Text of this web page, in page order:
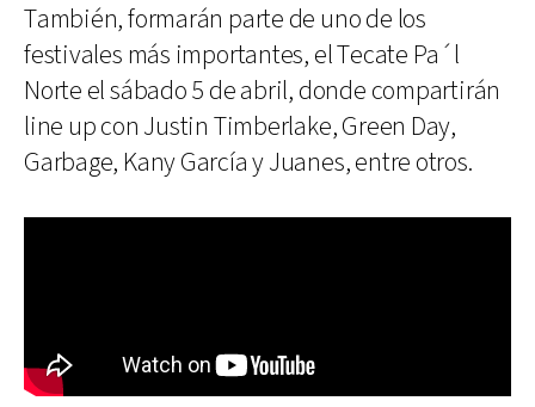
También, formarán parte de uno de los
festivales más importantes, el Tecate Pa´l
Norte el sábado 5 de abril, donde compartirán
line up con Justin Timberlake, Green Day,
Garbage, Kany García y Juanes, entre otros.